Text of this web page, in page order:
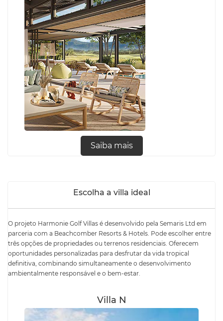
Saiba mais
Escolha a villa ideal
O projeto Harmonie Golf Villas é desenvolvido pela Semaris Ltd em
parceria com a Beachcomber Resorts & Hotels. Pode escolher entre
três opções de propriedades ou terrenos residenciais. Oferecem
oportunidades personalizadas para desfrutar da vida tropical
definitiva, combinando simultaneamente o desenvolvimento
ambientalmente responsável e o bem-estar.
Villa N